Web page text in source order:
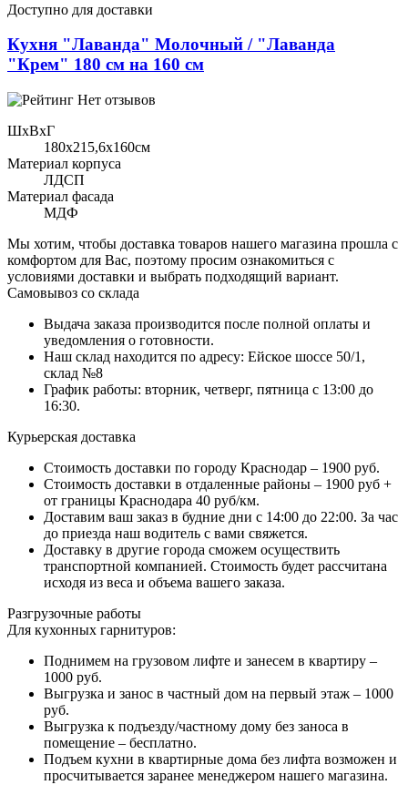
Доступно для доставки
Кухня "Лаванда" Молочный / "Лаванда
"Крем" 180 см на 160 см
Нет отзывов
ШхВхГ
180x215,6х160см
Материал корпуса
ЛДСП
Материал фасада
МДФ
Мы хотим, чтобы доставка товаров нашего магазина прошла с
комфортом для Вас, поэтому просим ознакомиться с
условиями доставки и выбрать подходящий вариант.
Самовывоз со склада
Выдача заказа производится после полной оплаты и
уведомления о готовности.
Наш склад находится по адресу: Ейское шоссе 50/1,
склад №8
График работы: вторник, четверг, пятница с 13:00 до
16:30.
Курьерская доставка
Стоимость доставки по городу Краснодар – 1900 руб.
Стоимость доставки в отдаленные районы – 1900 руб +
от границы Краснодара 40 руб/км.
Доставим ваш заказ в будние дни с 14:00 до 22:00. За час
до приезда наш водитель с вами свяжется.
Доставку в другие города сможем осуществить
транспортной компанией. Стоимость будет рассчитана
исходя из веса и объема вашего заказа.
Разгрузочные работы
Для кухонных гарнитуров:
Поднимем на грузовом лифте и занесем в квартиру –
1000 руб.
Выгрузка и занос в частный дом на первый этаж – 1000
руб.
Выгрузка к подъезду/частному дому без заноса в
помещение – бесплатно.
Подъем кухни в квартирные дома без лифта возможен и
просчитывается заранее менеджером нашего магазина.